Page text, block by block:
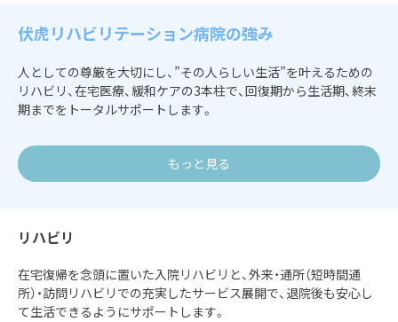
伏虎リハビリテーション病院の強み
人としての尊厳を大切にし、”その人らしい生活”を叶えるための
リハビリ、在宅医療、緩和ケアの3本柱で、回復期から生活期、終末
期までをトータルサポートします。
もっと見る
リハビリ
在宅復帰を念頭に置いた入院リハビリと、外来・通所（短時間通
所）・訪問リハビリでの充実したサービス展開で、退院後も安心し
て生活できるようにサポートします。